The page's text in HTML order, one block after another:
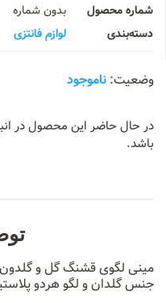
شماره محصول
بدون شماره
دسته‌بندی
لوازم فانتزی
ناموجود
در حال حاضر این محصول در
باشد.
مینی لگوی قشنگ گل و
جنس گلدان و لگو هردو